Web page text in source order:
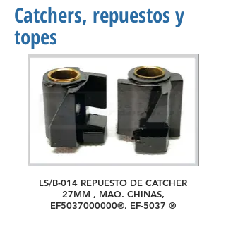
Catchers, repuestos y
topes
LS/B-014 REPUESTO DE CATCHER
27MM , MAQ. CHINAS,
EF5037000000®, EF-5037 ®